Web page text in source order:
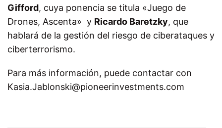
Gifford, cuya ponencia se titula «Juego de
Drones, Ascenta» y Ricardo Baretzky, que
hablará de la gestión del riesgo de ciberataques y
ciberterrorismo.
Para más información, puede contactar con
Kasia.Jablonski@pioneerinvestments.com